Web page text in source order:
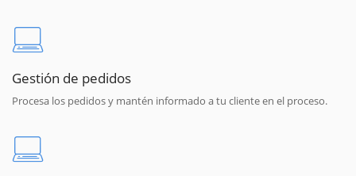
Gestión de pedidos
Procesa los pedidos y mantén informado a tu cliente en el proceso.